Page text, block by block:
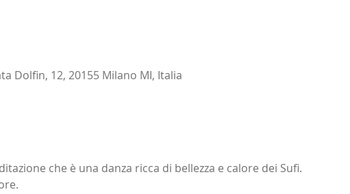
Dolfin, 12, 20155 Milano MI, Italia
che è una danza ricca di bellezza e calore dei Sufi.